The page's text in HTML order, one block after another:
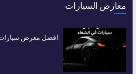
معارض السيارات
افضل معرض سيارات في